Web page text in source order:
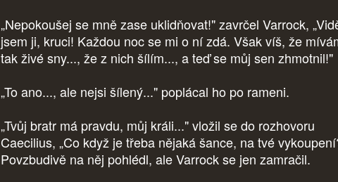
„Nepokoušej se mně zase uklidňovat!" zavrčel Varrock,
jsem ji, kruci! Každou noc se mi o ní zdá. Však víš, že
tak živé sny..., že z nich šílím..., a teď se můj sen zhmotnil!"
„To ano..., ale nejsi šílený..." poplácal ho po rameni.
„Tvůj bratr má pravdu, můj králi..." vložil se do rozhovoru
Caecilius, „Co když je třeba nějaká šance, na tvé
Povzbudivě na něj pohlédl, ale Varrock se jen zamračil.